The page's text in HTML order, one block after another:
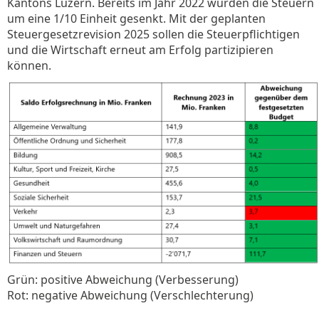
um eine 1/10 Einheit gesenkt. Mit der geplanten
Steuergesetzrevision 2025 sollen die Steuerpflichtigen
und die Wirtschaft erneut am Erfolg partizipieren
können.
Grün: positive Abweichung (Verbesserung)
Rot: negative Abweichung (Verschlechterung)